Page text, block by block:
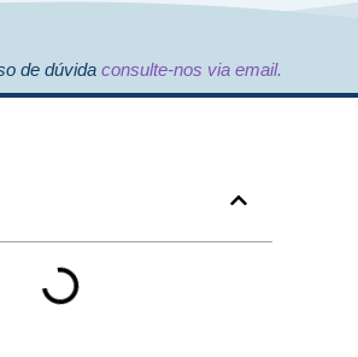
de dúvida consulte-nos via email.